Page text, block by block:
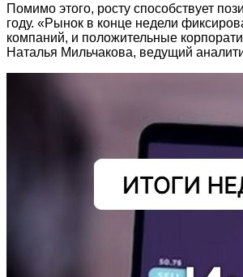
Помимо этого, росту способствует
году. «Рынок в конце недели
компаний, и положительные
Наталья Мильчакова, ведущий